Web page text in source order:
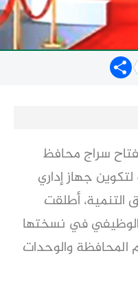
سراج محافظ
جهاز إداري
أطلقت
الوظيفي في نسختها
المحافظة والوحدات